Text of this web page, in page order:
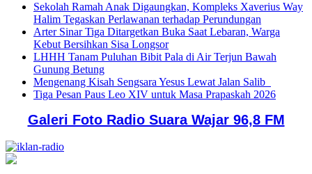
Sekolah Ramah Anak Digaungkan, Kompleks Xaverius Way
Halim Tegaskan Perlawanan terhadap Perundungan
Arter Sinar Tiga Ditargetkan Buka Saat Lebaran, Warga
Kebut Bersihkan Sisa Longsor
LHHH Tanam Puluhan Bibit Pala di Air Terjun Bawah
Gunung Betung
Mengenang Kisah Sengsara Yesus Lewat Jalan Salib
Tiga Pesan Paus Leo XIV untuk Masa Prapaskah 2026
Galeri Foto Radio Suara Wajar 96,8 FM